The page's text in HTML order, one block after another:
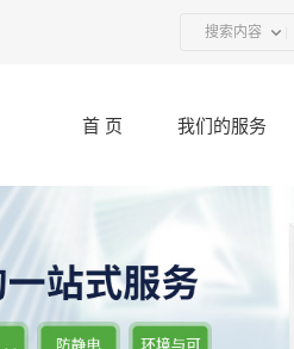
合UL举办的“接插件产品技术研讨会”
搜索内容
首 页 我们的服务